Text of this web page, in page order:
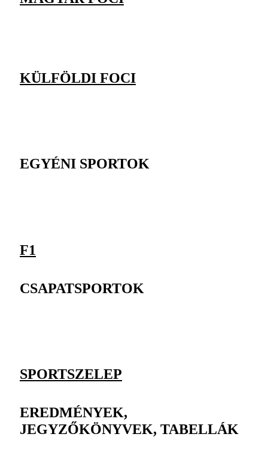
KÜLFÖLDI FOCI
EGYÉNI SPORTOK
F1
CSAPATSPORTOK
SPORTSZELEP
EREDMÉNYEK,
JEGYZŐKÖNYVEK, TABELLÁK